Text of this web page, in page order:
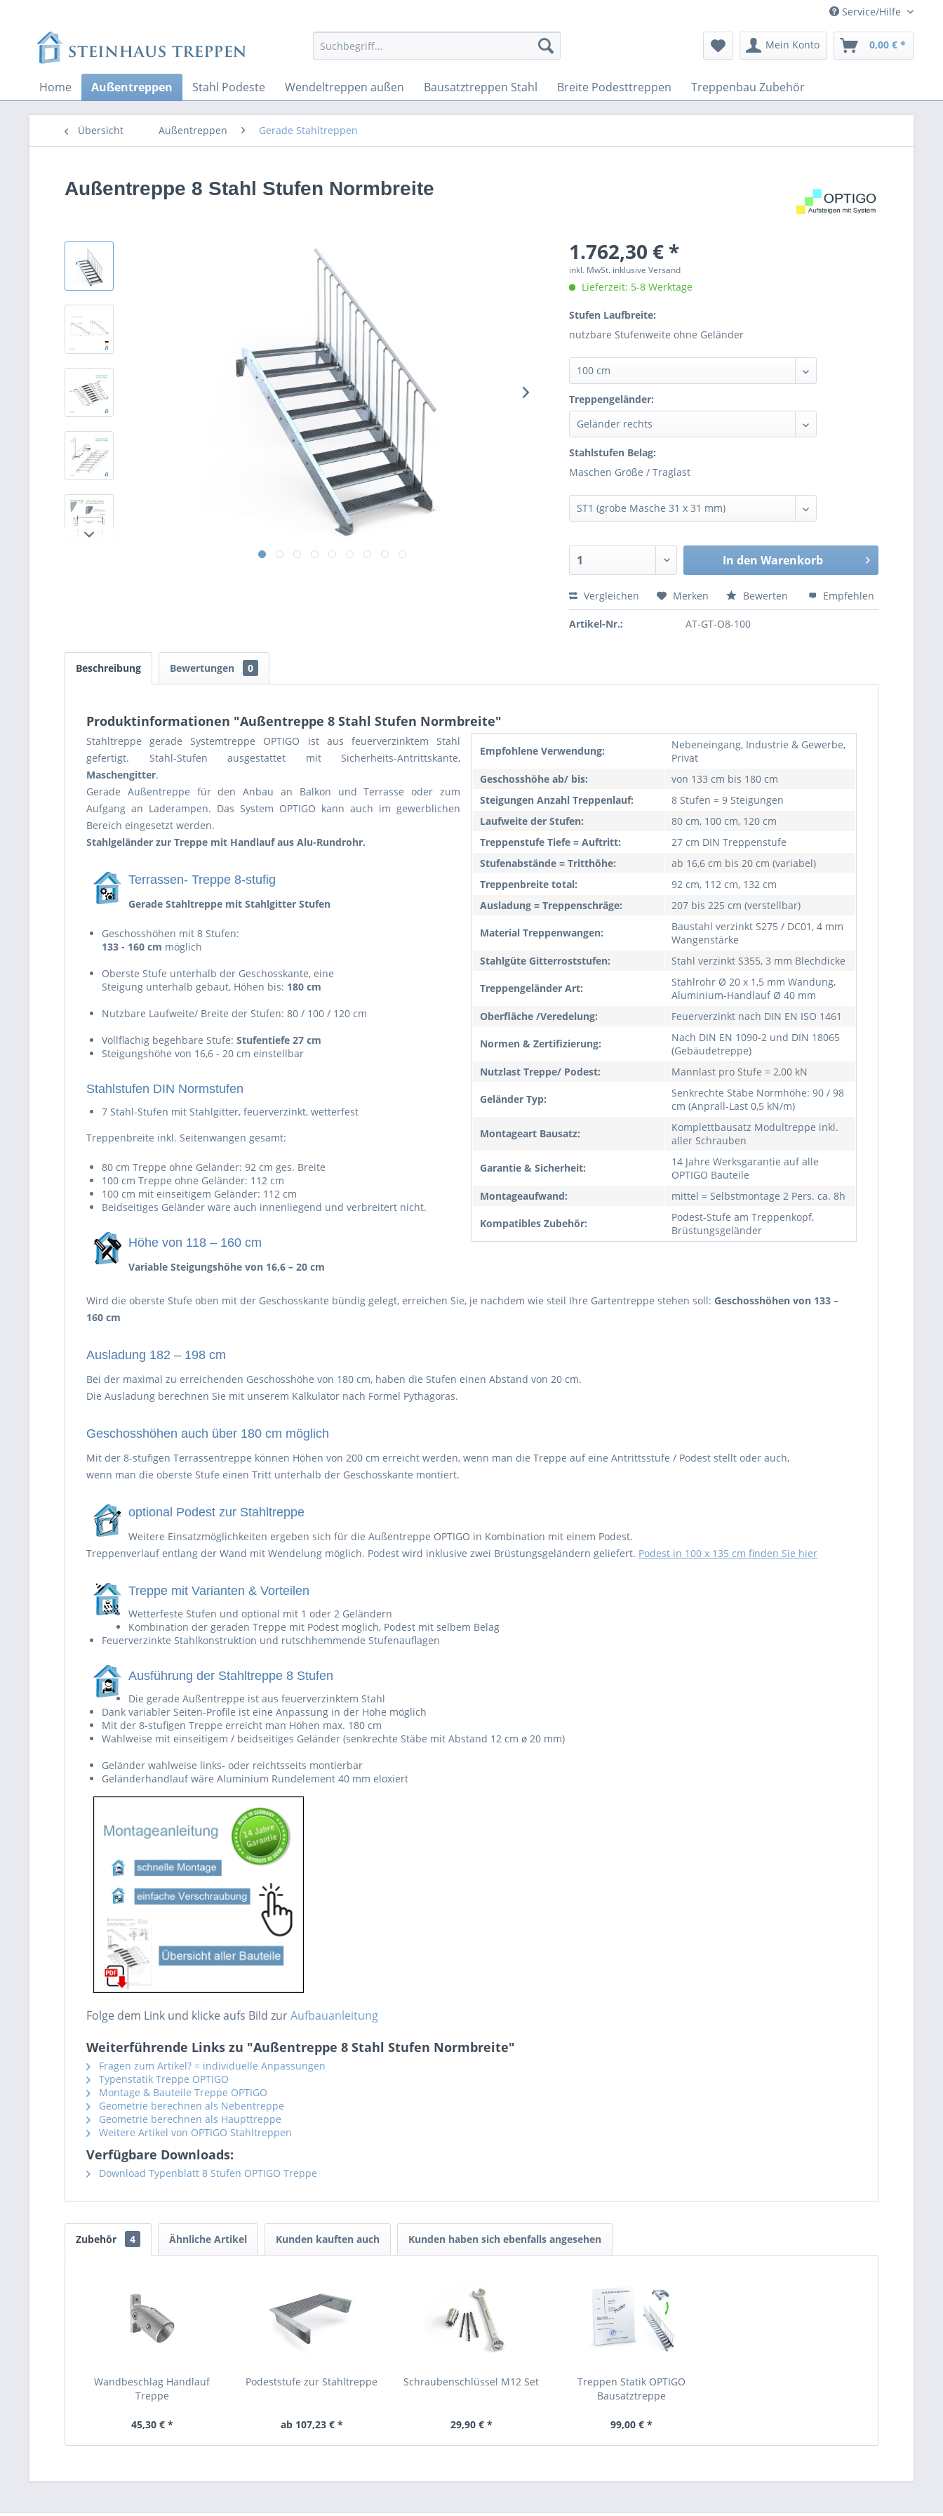
Service/Hilfe
Mein Konto 0,00 € *
Home Außentreppen Stahl Podeste Wendeltreppen außen Bausatztreppen Stahl Breite Podesttreppen Treppenbau Zubehör
Übersicht Außentreppen Gerade Stahltreppen
Außentreppe 8 Stahl Stufen Normbreite
1.762,30 € *
inkl. MwSt. inklusive Versand
Lieferzeit: 5-8 Werktage
Stufen Laufbreite:
nutzbare Stufenweite ohne Geländer
Treppengeländer:
Stahlstufen Belag:
Maschen Größe / Traglast
In den Warenkorb
Vergleichen Merken Bewerten Empfehlen
Artikel-Nr.: AT-GT-O8-100
Beschreibung Bewertungen 0
Produktinformationen "Außentreppe 8 Stahl Stufen Normbreite"
Empfohlene Verwendung:
Nebeneingang, Industrie & Gewerbe,
Privat
Geschosshöhe ab/ bis:
von 133 cm bis 180 cm
Steigungen Anzahl Treppenlauf:
8 Stufen = 9 Steigungen
Laufweite der Stufen:
80 cm, 100 cm, 120 cm
Treppenstufe Tiefe = Auftritt:
27 cm DIN Treppenstufe
Stufenabstände = Tritthöhe:
ab 16,6 cm bis 20 cm (variabel)
Treppenbreite total:
92 cm, 112 cm, 132 cm
Ausladung = Treppenschräge:
207 bis 225 cm (verstellbar)
Material Treppenwangen:
Baustahl verzinkt S275 / DC01, 4 mm
Wangenstärke
Stahlgüte Gitterroststufen:
Stahl verzinkt S355, 3 mm Blechdicke
Treppengeländer Art:
Stahlrohr Ø 20 x 1,5 mm Wandung,
Aluminium-Handlauf Ø 40 mm
Oberfläche /Veredelung:
Feuerverzinkt nach DIN EN ISO 1461
Normen & Zertifizierung:
Nach DIN EN 1090-2 und DIN 18065
(Gebäudetreppe)
Nutzlast Treppe/ Podest:
Mannlast pro Stufe = 2,00 kN
Geländer Typ:
Senkrechte Stäbe Normhöhe: 90 / 98
cm (Anprall-Last 0,5 kN/m)
Montageart Bausatz:
Komplettbausatz Modultreppe inkl.
aller Schrauben
Garantie & Sicherheit:
14 Jahre Werksgarantie auf alle
OPTIGO Bauteile
Montageaufwand:
mittel = Selbstmontage 2 Pers. ca. 8h
Kompatibles Zubehör:
Podest-Stufe am Treppenkopf,
Brüstungsgeländer
Stahltreppe gerade Systemtreppe OPTIGO ist aus feuerverzinktem Stahl
gefertigt. Stahl-Stufen ausgestattet mit Sicherheits-Antrittskante,
Maschengitter.
Gerade Außentreppe für den Anbau an Balkon und Terrasse oder zum
Aufgang an Laderampen. Das System OPTIGO kann auch im gewerblichen
Bereich eingesetzt werden.
Stahlgeländer zur Treppe mit Handlauf aus Alu-Rundrohr.
Terrassen- Treppe 8-stufig
Gerade Stahltreppe mit Stahlgitter Stufen
Geschosshöhen mit 8 Stufen:
133 - 160 cm möglich
Oberste Stufe unterhalb der Geschosskante, eine
Steigung unterhalb gebaut, Höhen bis: 180 cm
Nutzbare Laufweite/ Breite der Stufen: 80 / 100 / 120 cm
Vollflächig begehbare Stufe: Stufentiefe 27 cm
Steigungshöhe von 16,6 - 20 cm einstellbar
Stahlstufen DIN Normstufen
7 Stahl-Stufen mit Stahlgitter, feuerverzinkt, wetterfest
Treppenbreite inkl. Seitenwangen gesamt:
80 cm Treppe ohne Geländer: 92 cm ges. Breite
100 cm Treppe ohne Geländer: 112 cm
100 cm mit einseitigem Geländer: 112 cm
Beidseitiges Geländer wäre auch innenliegend und verbreitert nicht.
Höhe von 118 – 160 cm
Variable Steigungshöhe von 16,6 – 20 cm
Wird die oberste Stufe oben mit der Geschosskante bündig gelegt, erreichen Sie, je nachdem wie steil Ihre Gartentreppe stehen soll: Geschosshöhen von 133 –
160 cm
Ausladung 182 – 198 cm
Bei der maximal zu erreichenden Geschosshöhe von 180 cm, haben die Stufen einen Abstand von 20 cm.
Die Ausladung berechnen Sie mit unserem Kalkulator nach Formel Pythagoras.
Geschosshöhen auch über 180 cm möglich
Mit der 8-stufigen Terrassentreppe können Höhen von 200 cm erreicht werden, wenn man die Treppe auf eine Antrittsstufe / Podest stellt oder auch,
wenn man die oberste Stufe einen Tritt unterhalb der Geschosskante montiert.
optional Podest zur Stahltreppe
Weitere Einsatzmöglichkeiten ergeben sich für die Außentreppe OPTIGO in Kombination mit einem Podest.
Treppenverlauf entlang der Wand mit Wendelung möglich. Podest wird inklusive zwei Brüstungsgeländern geliefert. Podest in 100 x 135 cm finden Sie hier
Treppe mit Varianten & Vorteilen
Wetterfeste Stufen und optional mit 1 oder 2 Geländern
Kombination der geraden Treppe mit Podest möglich, Podest mit selbem Belag
Feuerverzinkte Stahlkonstruktion und rutschhemmende Stufenauflagen
Ausführung der Stahltreppe 8 Stufen
Die gerade Außentreppe ist aus feuerverzinktem Stahl
Dank variabler Seiten-Profile ist eine Anpassung in der Höhe möglich
Mit der 8-stufigen Treppe erreicht man Höhen max. 180 cm
Wahlweise mit einseitigem / beidseitiges Geländer (senkrechte Stäbe mit Abstand 12 cm ø 20 mm)
Geländer wahlweise links- oder reichtsseits montierbar
Geländerhandlauf wäre Aluminium Rundelement 40 mm eloxiert
Folge dem Link und klicke aufs Bild zurAufbauanleitung
Weiterführende Links zu "Außentreppe 8 Stahl Stufen Normbreite"
Fragen zum Artikel? = individuelle Anpassungen
Typenstatik Treppe OPTIGO
Montage & Bauteile Treppe OPTIGO
Geometrie berechnen als Nebentreppe
Geometrie berechnen als Haupttreppe
Weitere Artikel von OPTIGO Stahltreppen
Verfügbare Downloads:
Download Typenblatt 8 Stufen OPTIGO Treppe
Zubehör 4 Ähnliche Artikel Kunden kauften auch Kunden haben sich ebenfalls angesehen
Wandbeschlag Handlauf
Treppe
45,30 € *
Podeststufe zur Stahltreppe
ab 107,23 € *
Schraubenschlüssel M12 Set
29,90 € *
Treppen Statik OPTIGO
Bausatztreppe
99,00 € *